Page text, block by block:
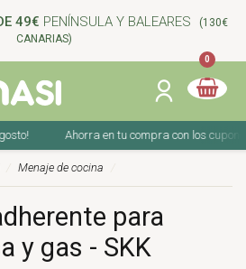
49€ PENÍNSULA Y BALEARES
(130€
CANARIAS)
0
Ahorra en tu compra con los cupones de
Menaje de cocina
para
y gas - SKK